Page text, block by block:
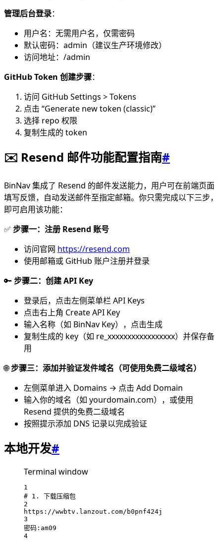
管理后台登录：
用户名：无需用户名，仅需密码
默认密码：admin（建议生产环境修改）
访问地址：/admin
GitHub Token 创建步骤：
访问 GitHub Settings > Tokens
点击 “Generate new token (classic)”
选择 repo 权限
复制生成的 token
✉️ Resend 邮件功能配置指南#
BinNav 集成了 Resend 的邮件发送能力，用户可在前端页面
填写反馈，自动发送邮件至指定邮箱。你只需完成以下三步，
即可启用该功能：
✅ 步骤一：注册 Resend 账号
访问官网 https://resend.com
使用邮箱或 GitHub 账户注册并登录
🔑 步骤二：创建 API Key
登录后，点击左侧菜单栏 API Keys
点击右上角 Create API Key
输入名称（如 BinNav Key），点击生成
复制生成的 key（如 re_xxxxxxxxxxxxxxxxx）并保存备
用
🌐步骤三：添加并验证发件域名（可使用免费二级域名）
左侧菜单进入 Domains → 点击 Add Domain
输入你的域名（如 yourdomain.com），或使用
Resend 提供的免费二级域名
按照提示添加 DNS 记录以完成验证
本地开发#
Terminal window
1
# 1. 下载压缩包
2
https://wwbtv.lanzout.com/b0pnf424j
3
密码:am09
4